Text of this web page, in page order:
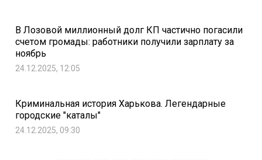
В Лозовой миллионный долг КП частично погасили
счетом громады: работники получили зарплату за
ноябрь
24.12.2025, 12:05
Криминальная история Харькова. Легендарные
городские "каталы"
24.12.2025, 09:30